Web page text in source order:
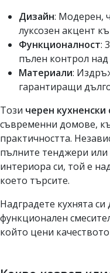
Дизайн: Модерен,
луксозен акцент
Функционалност:
пълен контрол
Материали:
гарантиращи
Този черен кухненски
съвременни домове,
практичността.
пълните тенджери или
интериора си, той е
което търсите.
Надградете кухнята си
функционален
който цени